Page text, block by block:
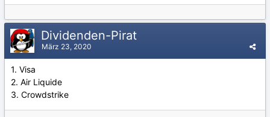
Dividenden-Pirat
März 23, 2020
1. Visa
2. Air Liquide
3. Crowdstrike